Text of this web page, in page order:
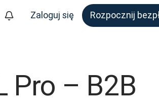
– dla każdego zespołu, który tego
Zaloguj się Rozpocznij
Pro – B2B